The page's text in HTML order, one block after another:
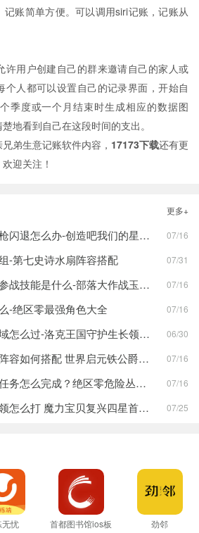
记账简单方便。可以调用siri记账，记账从
许用户创建自己的群来邀请自己的家人或
个人都可以设置自己的记录界面，开始自
季度或一个月结束时生成相应的数据图
地看到自己在这段时间的支出。
弟生意记账软件内容， 17173下载还有更
迎关注！
更多+
创造吧我们的星球开枪闪退怎么办-创造吧我们的星球开枪闪退合集 07/16
-第七史诗水扇阵容搭配 07/31
部落大作战玉火焰灵参战技能是什么-部落大作战玉火焰灵参战技能合集 07/16
-绝区零最强角色大全 07/16
洛克王国守护生长领域怎么过-洛克王国守护生长领域通关攻略 06/30
世界启元铁公爵技能阵容如何搭配 世界启元铁公爵技能阵容搭配合集 07/16
绝区零危险丛生之地任务怎么完成？绝区零危险丛生之地任务完成攻略 07/16
魔力宝贝复兴四星首领怎么打 魔力宝贝复兴四星首领打法合集 07/25
无忧
首都图书馆ios板
劲邻